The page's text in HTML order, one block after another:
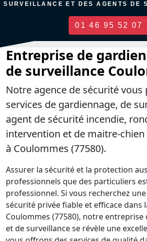
SURVEILLANCE ET DES AGENTS DE
01 46 95 52 07
Entreprise de
de surveillance
Notre agence de sécurité vous
services de gardiennage, de
agent de sécurité incendie,
intervention et de maitre-
à Coulommes (77580).
Assurer la sécurité et la protection
professionnels que des particuliers
professionnel. Si vous recherchez
sécurité privée fiable et efficace dans
Coulommes (77580), notre
et de surveillance se révèle une